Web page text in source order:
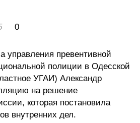
0
управления превентивной
полиции в Одесской
УГАИ) Александр
на решение
которая постановила
внутренних дел.